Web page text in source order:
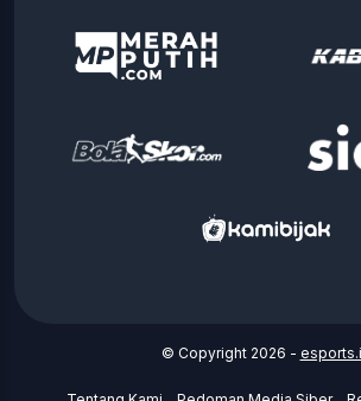
© Copyright 2026 -